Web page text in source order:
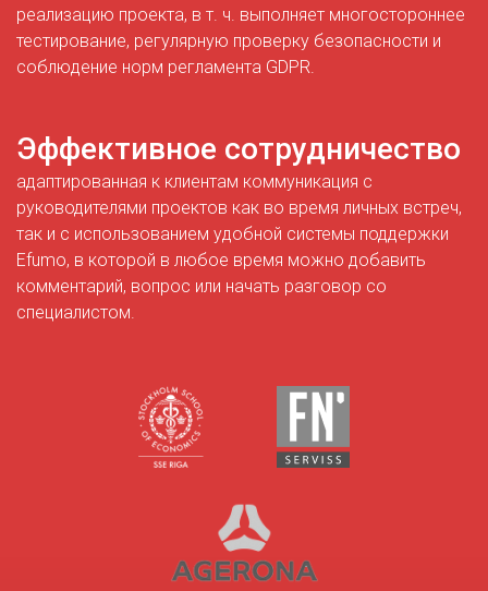
реализацию проекта, в т. ч. выполняет многостороннее
тестирование, регулярную проверку безопасности и
соблюдение норм регламента GDPR.
Эффективное сотрудничество
адаптированная к клиентам коммуникация с
руководителями проектов как во время личных встреч,
так и с использованием удобной системы поддержки
Efumo, в которой в любое время можно добавить
комментарий, вопрос или начать разговор со
специалистом.